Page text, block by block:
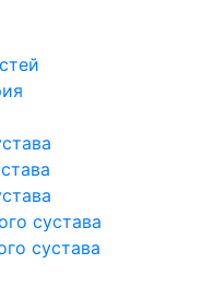
сустава
сустава